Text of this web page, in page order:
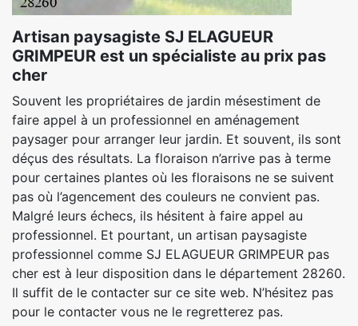
Artisan paysagiste SJ ELAGUEUR
GRIMPEUR est un spécialiste au prix pas
cher
Souvent les propriétaires de jardin mésestiment de
faire appel à un professionnel en aménagement
paysager pour arranger leur jardin. Et souvent, ils sont
déçus des résultats. La floraison n’arrive pas à terme
pour certaines plantes où les floraisons ne se suivent
pas où l’agencement des couleurs ne convient pas.
Malgré leurs échecs, ils hésitent à faire appel au
professionnel. Et pourtant, un artisan paysagiste
professionnel comme SJ ELAGUEUR GRIMPEUR pas
cher est à leur disposition dans le département 28260.
Il suffit de le contacter sur ce site web. N’hésitez pas
pour le contacter vous ne le regretterez pas.